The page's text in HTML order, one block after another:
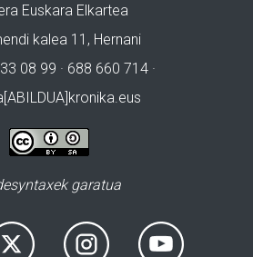
Euskara Elkartea
kalea 11, Hernani
08 99 · 688 660 714 ·
garatua